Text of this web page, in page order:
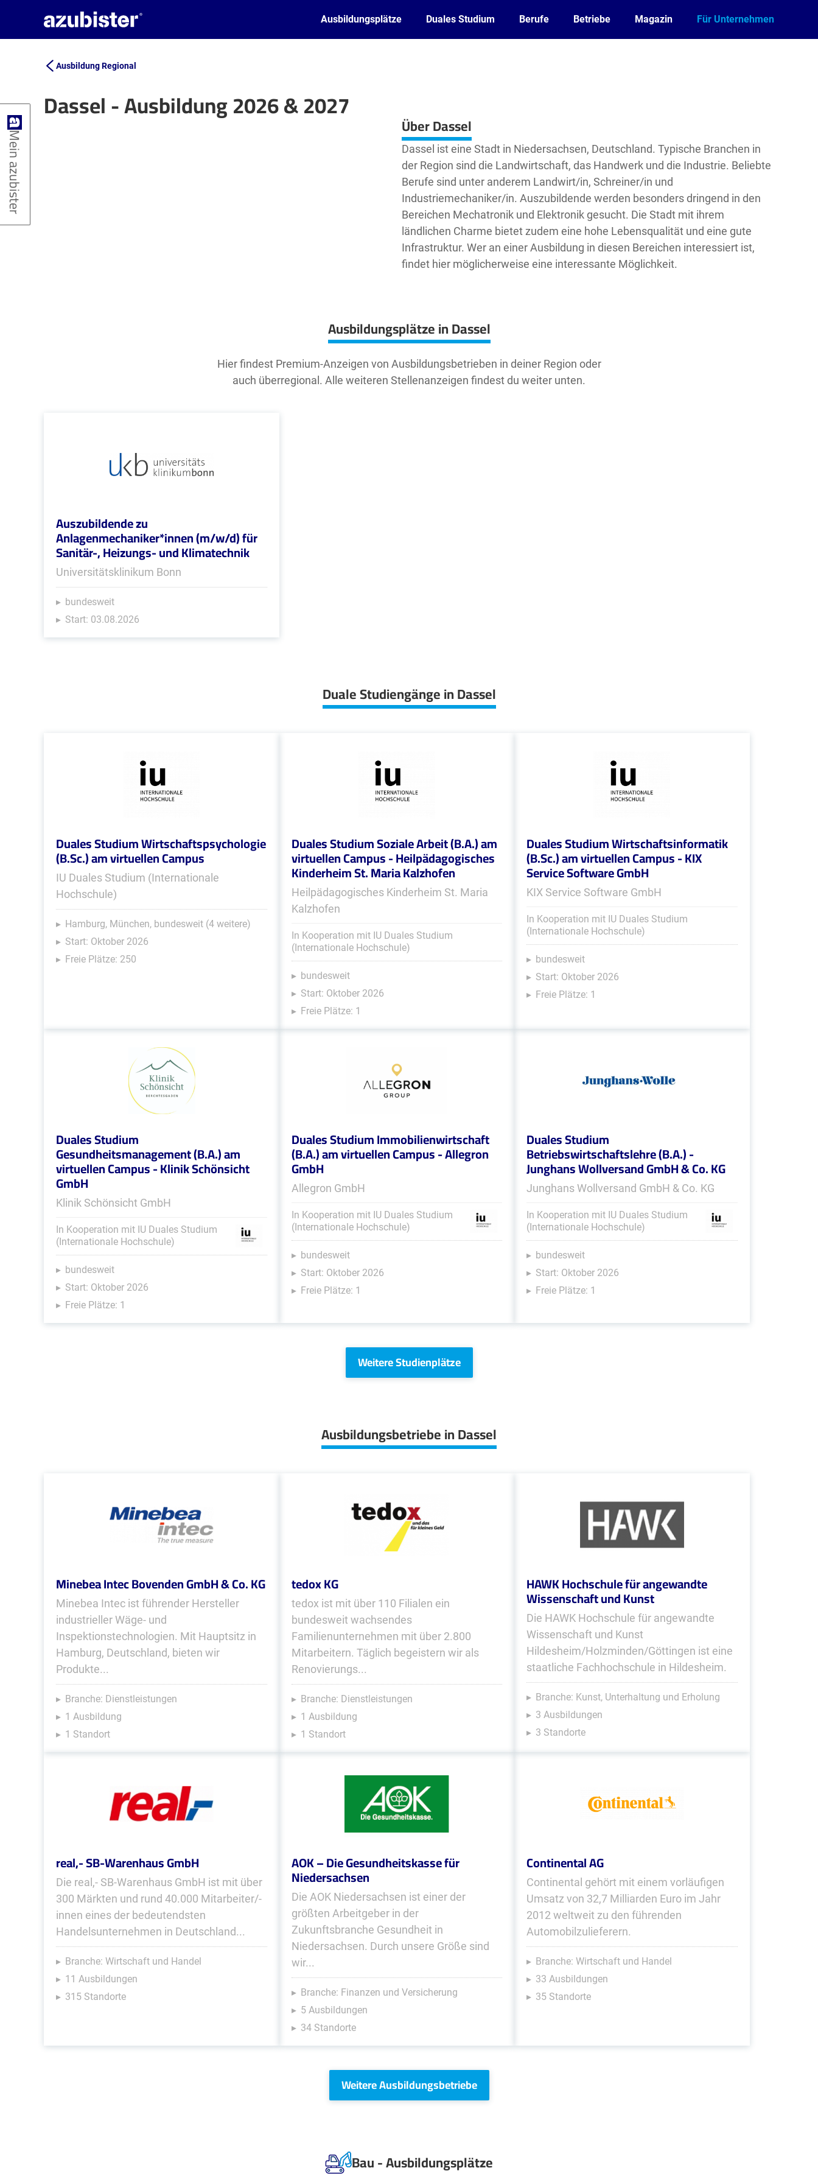
Ausbildungsplätze Duales Studium Berufe Betriebe Magazin Für Unternehmen
Ausbildung Regional
Dassel - Ausbildung 2026 & 2027
Leaflet | ©OpenStreetMap2 Über Dassel
Dassel ist eine Stadt in Niedersachsen, Deutschland. Typische Branchen in
der Region sind die Landwirtschaft, das Handwerk und die Industrie. Beliebte
Berufe sind unter anderem Landwirt/in, Schreiner/in und
Industriemechaniker/in. Auszubildende werden besonders dringend in den
Bereichen Mechatronik und Elektronik gesucht. Die Stadt mit ihrem
ländlichen Charme bietet zudem eine hohe Lebensqualität und eine gute
Infrastruktur. Wer an einer Ausbildung in diesen Bereichen interessiert ist,
findet hier möglicherweise eine interessante Möglichkeit.
Ausbildungsplätze in Dassel
Hier findest Premium-Anzeigen von Ausbildungsbetrieben in deiner Region oder
auch überregional. Alle weiteren Stellenanzeigen findest du weiter unten.
Auszubildende zu
Anlagenmechaniker*innen (m/w/d) für
Sanitär-, Heizungs- und Klimatechnik
Universitätsklinikum Bonn
bundesweit
Start: 03.08.2026
Duale Studiengänge in Dassel
Duales Studium Wirtschaftspsychologie
(B.Sc.) am virtuellen Campus
IU Duales Studium (Internationale
Hochschule)
Hamburg, München, bundesweit (4 weitere)
Start: Oktober 2026
Freie Plätze: 250
Duales Studium Soziale Arbeit (B.A.) am
virtuellen Campus - Heilpädagogisches
Kinderheim St. Maria Kalzhofen
Heilpädagogisches Kinderheim St. Maria
Kalzhofen
In Kooperation mit IU Duales Studium
(Internationale Hochschule)
bundesweit
Start: Oktober 2026
Freie Plätze: 1
Duales Studium Wirtschaftsinformatik
(B.Sc.) am virtuellen Campus - KIX
Service Software GmbH
KIX Service Software GmbH
In Kooperation mit IU Duales Studium
(Internationale Hochschule)
bundesweit
Start: Oktober 2026
Freie Plätze: 1
Duales Studium
Gesundheitsmanagement (B.A.) am
virtuellen Campus - Klinik Schönsicht
GmbH
Klinik Schönsicht GmbH
In Kooperation mit IU Duales Studium
(Internationale Hochschule)
bundesweit
Start: Oktober 2026
Freie Plätze: 1
Duales Studium Immobilienwirtschaft
(B.A.) am virtuellen Campus - Allegron
GmbH
Allegron GmbH
In Kooperation mit IU Duales Studium
(Internationale Hochschule)
bundesweit
Start: Oktober 2026
Freie Plätze: 1
Duales Studium
Betriebswirtschaftslehre (B.A.) -
Junghans Wollversand GmbH & Co. KG
Junghans Wollversand GmbH & Co. KG
In Kooperation mit IU Duales Studium
(Internationale Hochschule)
bundesweit
Start: Oktober 2026
Freie Plätze: 1
Weitere Studienplätze
Ausbildungsbetriebe in Dassel
Minebea Intec Bovenden GmbH & Co. KG
Minebea Intec ist führender Hersteller
industrieller Wäge- und
Inspektionstechnologien. Mit Hauptsitz in
Hamburg, Deutschland, bieten wir
Produkte...
Branche: Dienstleistungen
1 Ausbildung
1 Standort
tedox KG
tedox ist mit über 110 Filialen ein
bundesweit wachsendes
Familienunternehmen mit über 2.800
Mitarbeitern. Täglich begeistern wir als
Renovierungs...
Branche: Dienstleistungen
1 Ausbildung
1 Standort
HAWK Hochschule für angewandte
Wissenschaft und Kunst
Die HAWK Hochschule für angewandte
Wissenschaft und Kunst
Hildesheim/Holzminden/Göttingen ist eine
staatliche Fachhochschule in Hildesheim.
Branche: Kunst, Unterhaltung und Erholung
3 Ausbildungen
3 Standorte
real,- SB-Warenhaus GmbH
Die real,- SB-Warenhaus GmbH ist mit über
300 Märkten und rund 40.000 Mitarbeiter/-
innen eines der bedeutendsten
Handelsunternehmen in Deutschland...
Branche: Wirtschaft und Handel
11 Ausbildungen
315 Standorte
AOK – Die Gesundheitskasse für
Niedersachsen
Die AOK Niedersachsen ist einer der
größten Arbeitgeber in der
Zukunftsbranche Gesundheit in
Niedersachsen. Durch unsere Größe sind
wir...
Branche: Finanzen und Versicherung
5 Ausbildungen
34 Standorte
Continental AG
Continental gehört mit einem vorläufigen
Umsatz von 32,7 Milliarden Euro im Jahr
2012 weltweit zu den führenden
Automobilzulieferern.
Branche: Wirtschaft und Handel
33 Ausbildungen
35 Standorte
Weitere Ausbildungsbetriebe
Bau - Ausbildungsplätze
Mein azubister